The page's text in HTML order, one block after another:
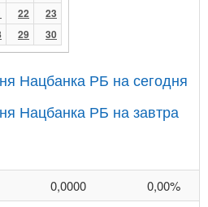
22
23
29 30
Нацбанка РБ на сегодня
Нацбанка РБ на завтра
0,0000
0,00%